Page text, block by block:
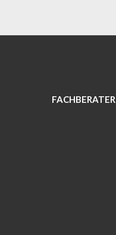
FACHBERATER